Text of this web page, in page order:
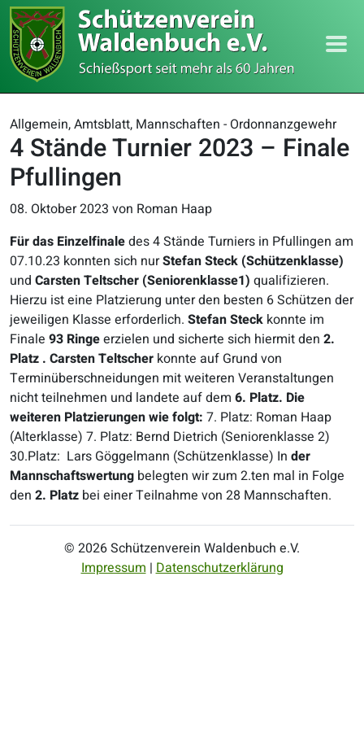
Allgemein, Amtsblatt, Mannschaften - Ordonnanzgewehr
4 Stände Turnier 2023 – Finale
Pfullingen
08. Oktober 2023 von Roman Haap
Für das Einzelfinaledes 4 Stände Turniers in Pfullingen am
07.10.23 konnten sich nurStefan Steck (Schützenklasse)
und Carsten Teltscher (Seniorenklasse1) qualifizieren.
Hierzu ist eine Platzierung unter den besten 6 Schützen der
jeweiligen Klasse erforderlich. Stefan Steck konnte im
Finale 93 Ringeerzielen und sicherte sich hiermit den 2.
Platz . Carsten Teltscher konnte auf Grund von
Terminüberschneidungen mit weiteren Veranstaltungen
nicht teilnehmen und landete auf dem 6. Platz. Die
weiteren Platzierungen wie folgt: 7. Platz: Roman Haap
(Alterklasse) 7. Platz: Bernd Dietrich (Seniorenklasse 2)
30.Platz: Lars Göggelmann (Schützenklasse) In der
Mannschaftswertung belegten wir zum 2.ten mal in Folge
den 2. Platz bei einer Teilnahme von 28 Mannschaften.
© 2026 Schützenverein Waldenbuch e.V.
Impressum|Datenschutzerklärung